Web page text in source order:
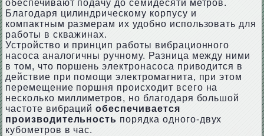
обеспечивают подачу до семидесяти метров.
Благодаря цилиндрическому корпусу и
компактным размерам их удобно использовать для
работы в скважинах.
Устройство и принцип работы вибрационного
насоса аналогичны ручному. Разница между ними
в том, что поршень электронасоса приводится в
действие при помощи электромагнита, при этом
перемещение поршня происходит всего на
несколько миллиметров, но благодаря большой
частоте вибрацийобеспечивается
производительность порядка одного-двух
кубометров в час.